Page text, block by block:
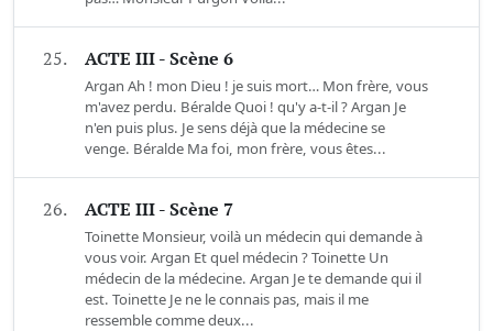
25. ACTE III - Scène 6
Argan Ah ! mon Dieu ! je suis mort… Mon frère, vous
m'avez perdu. Béralde Quoi ! qu'y a-t-il ? Argan Je
n'en puis plus. Je sens déjà que la médecine se
venge. Béralde Ma foi, mon frère, vous êtes...
26. ACTE III - Scène 7
Toinette Monsieur, voilà un médecin qui demande à
vous voir. Argan Et quel médecin ? Toinette Un
médecin de la médecine. Argan Je te demande qui il
est. Toinette Je ne le connais pas, mais il me
ressemble comme deux...